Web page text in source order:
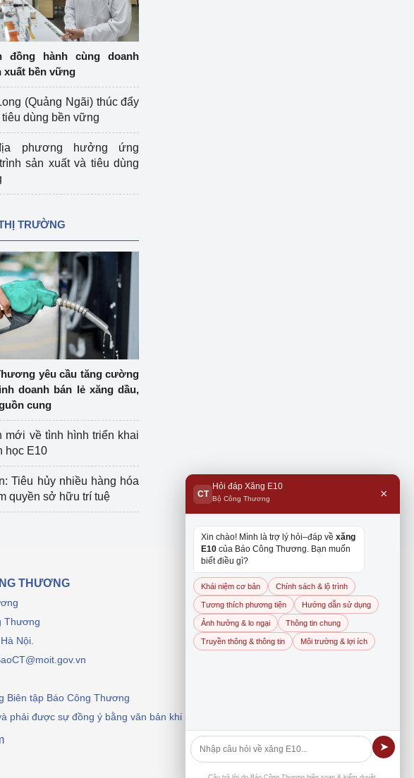
đồng hành cùng doanh
xuất bền vững
(Quảng Ngãi) thúc đẩy
tiêu dùng bền vững
phương hưởng ứng
sản xuất và tiêu dùng
TRƯỜNG
yêu cầu tăng cường
doanh bán lẻ xăng dầu,
cung
mới về tình hình triển khai
học E10
Tiêu hủy nhiều hàng hóa
quyền sở hữu trí tuệ
THƯƠNG
Thương
Nội.
Biên tập Báo Công Thương
phải được sự đồng ý bằng văn bản khi khai thác, dẫn nguồn.
CT
Hỏi đáp Xăng E10
Bộ Công Thương ×
Xin chào! Mình là trợ lý hỏi–đáp về xăng
E10 của Báo Công Thương. Bạn muốn
biết điều gì?
Khái niệm cơ bản Chính sách & lộ trình
Tương thích phương tiện Hướng dẫn sử dụng
Ảnh hưởng & lo ngại Thông tin chung
Truyền thông & thông tin Môi trường & lợi ích
➤